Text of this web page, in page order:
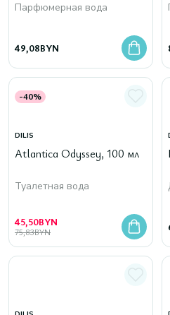
Парфюмерная вода
49,08BYN
-40%
DILIS
Atlantica Odyssey, 100 мл
Туалетная вода
45,50BYN
75,83BYN